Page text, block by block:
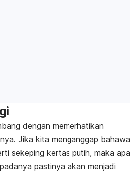
dengan memerhatikan
Jika kita menganggap bahawa
sekeping kertas putih, maka apa
pastinya akan menjadi